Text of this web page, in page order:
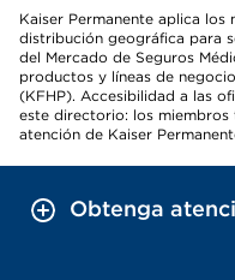
Kaiser Permanente aplica
distribución geográfica para
del Mercado de Seguros
productos y líneas de
(KFHP). Accesibilidad a las
este directorio: los
atención de Kaiser
Obtenga